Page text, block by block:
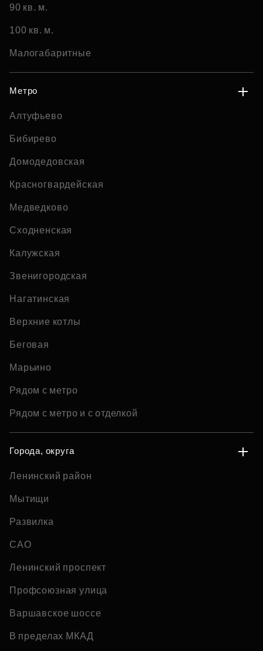
90 кв. м.
100 кв. м.
Малогабаритные
Метро
Алтуфьево
Бибирево
Домодедовская
Красногвардейская
Медведково
Сходненская
Калужская
Звенигородская
Нагатинская
Верхние котлы
Беговая
Марьино
Рядом с метро
Рядом с метро и с отделкой
Города, округа
Ленинский район
Мытищи
Развилка
САО
Ленинский проспект
Профсоюзная улица
Варшавское шоссе
В пределах МКАД